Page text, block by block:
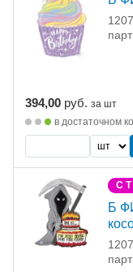
394,00 руб. за шт
в достаточном
С Т
Б